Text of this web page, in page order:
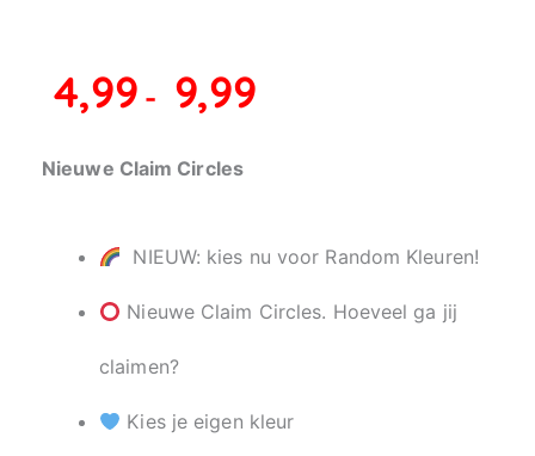
4,99 - 9,99
Nieuwe Claim Circles
NIEUW: kies nu voor Random Kleuren!
Nieuwe Claim Circles. Hoeveel ga jij
claimen?
Kies je eigen kleur